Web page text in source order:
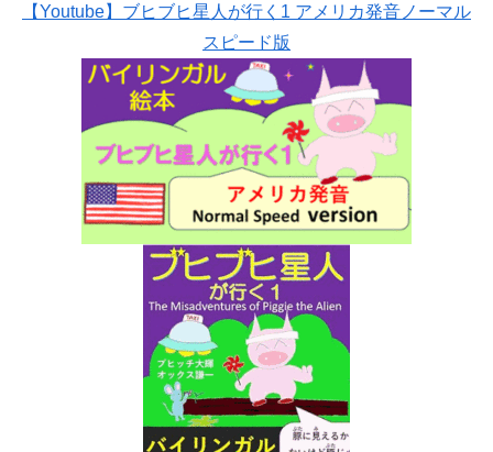
【Youtube】ブヒブヒ星人が行く1 アメリカ発音ノーマル
スピード版